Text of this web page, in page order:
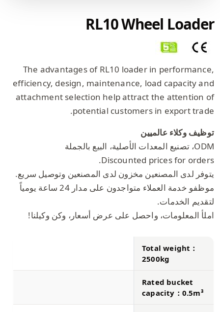
RL10 Wheel Loader
The advantages of RL10 loader in performance,
efficiency, design, maintenance, load capacity and
attachment selection help attract the attention of
potential customers in export trade.
توظيف وكلاء عالميين
ODM، تصنيع المعدات الأصلية، البيع بالجملة
Discounted prices for orders.
يتوفر لدى المصنعين مخزون لدى المصنعين وتوصيل سريع.
موظفو خدمة العملاء متواجدون على مدار 24 ساعة يومياً
لتقديم الخدمات.
املأ المعلومات، واحصل على عرض أسعار، وكن وكيلنا!
Total weight：
2500kg
Rated bucket
capacity：0.5m³